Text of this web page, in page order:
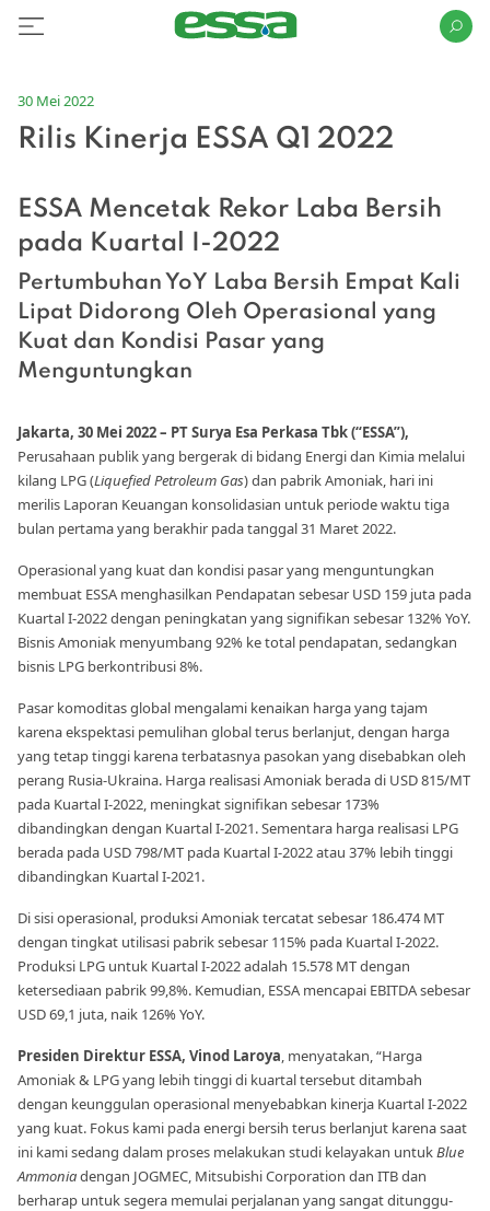
30 Mei 2022
Rilis Kinerja ESSA Q1 2022
ESSA Mencetak Rekor Laba Bersih
pada Kuartal I-2022
Pertumbuhan YoY Laba Bersih Empat Kali
Lipat Didorong Oleh Operasional yang
Kuat dan Kondisi Pasar yang
Menguntungkan
Jakarta, 30 Mei 2022 – PT Surya Esa Perkasa Tbk (“ESSA”),
Perusahaan publik yang bergerak di bidang Energi dan Kimia melalui
kilang LPG (Liquefied Petroleum Gas) dan pabrik Amoniak, hari ini
merilis Laporan Keuangan konsolidasian untuk periode waktu tiga
bulan pertama yang berakhir pada tanggal 31 Maret 2022.
Operasional yang kuat dan kondisi pasar yang menguntungkan
membuat ESSA menghasilkan Pendapatan sebesar USD 159 juta pada
Kuartal I-2022 dengan peningkatan yang signifikan sebesar 132% YoY.
Bisnis Amoniak menyumbang 92% ke total pendapatan, sedangkan
bisnis LPG berkontribusi 8%.
Pasar komoditas global mengalami kenaikan harga yang tajam
karena ekspektasi pemulihan global terus berlanjut, dengan harga
yang tetap tinggi karena terbatasnya pasokan yang disebabkan oleh
perang Rusia-Ukraina. Harga realisasi Amoniak berada di USD 815/MT
pada Kuartal I-2022, meningkat signifikan sebesar 173%
dibandingkan dengan Kuartal I-2021. Sementara harga realisasi LPG
berada pada USD 798/MT pada Kuartal I-2022 atau 37% lebih tinggi
dibandingkan Kuartal I-2021.
Di sisi operasional, produksi Amoniak tercatat sebesar 186.474 MT
dengan tingkat utilisasi pabrik sebesar 115% pada Kuartal I-2022.
Produksi LPG untuk Kuartal I-2022 adalah 15.578 MT dengan
ketersediaan pabrik 99,8%. Kemudian, ESSA mencapai EBITDA sebesar
USD 69,1 juta, naik 126% YoY.
Presiden Direktur ESSA, Vinod Laroya, menyatakan, “Harga
Amoniak & LPG yang lebih tinggi di kuartal tersebut ditambah
dengan keunggulan operasional menyebabkan kinerja Kuartal I-2022
yang kuat. Fokus kami pada energi bersih terus berlanjut karena saat
ini kami sedang dalam proses melakukan studi kelayakan untukBlue
Ammoniadengan JOGMEC, Mitsubishi Corporation dan ITB dan
berharap untuk segera memulai perjalanan yang sangat ditunggu-